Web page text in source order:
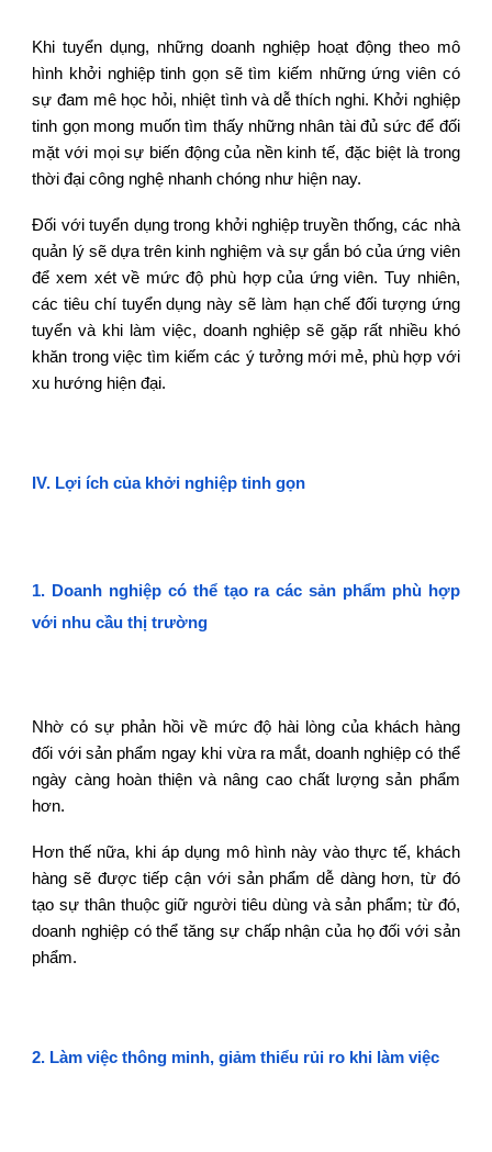
Khi tuyển dụng, những doanh nghiệp hoạt động theo mô
hình khởi nghiệp tinh gọn sẽ tìm kiếm những ứng viên có
sự đam mê học hỏi, nhiệt tình và dễ thích nghi. Khởi nghiệp
tinh gọn mong muốn tìm thấy những nhân tài đủ sức để đối
mặt với mọi sự biến động của nền kinh tế, đặc biệt là trong
thời đại công nghệ nhanh chóng như hiện nay.
Đối với tuyển dụng trong khởi nghiệp truyền thống, các nhà
quản lý sẽ dựa trên kinh nghiệm và sự gắn bó của ứng viên
để xem xét về mức độ phù hợp của ứng viên. Tuy nhiên,
các tiêu chí tuyển dụng này sẽ làm hạn chế đối tượng ứng
tuyển và khi làm việc, doanh nghiệp sẽ gặp rất nhiều khó
khăn trong việc tìm kiếm các ý tưởng mới mẻ, phù hợp với
xu hướng hiện đại.
IV. Lợi ích của khởi nghiệp tinh gọn
1. Doanh nghiệp có thể tạo ra các sản phẩm phù hợp
với nhu cầu thị trường
Nhờ có sự phản hồi về mức độ hài lòng của khách hàng
đối với sản phẩm ngay khi vừa ra mắt, doanh nghiệp có thể
ngày càng hoàn thiện và nâng cao chất lượng sản phẩm
hơn.
Hơn thế nữa, khi áp dụng mô hình này vào thực tế, khách
hàng sẽ được tiếp cận với sản phẩm dễ dàng hơn, từ đó
tạo sự thân thuộc giữ người tiêu dùng và sản phẩm; từ đó,
doanh nghiệp có thể tăng sự chấp nhận của họ đối với sản
phẩm.
2. Làm việc thông minh, giảm thiểu rủi ro khi làm việc